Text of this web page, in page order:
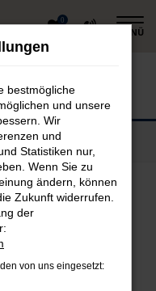
0
MENÜ
i20 in Altdorf günstig kaufen
für Altdorf
bestmögliche
und unsere
Wir
und
Statistiken nur,
Wenn Sie zu
ändern, können
Zukunft widerrufen.
der
von uns eingesetzt: